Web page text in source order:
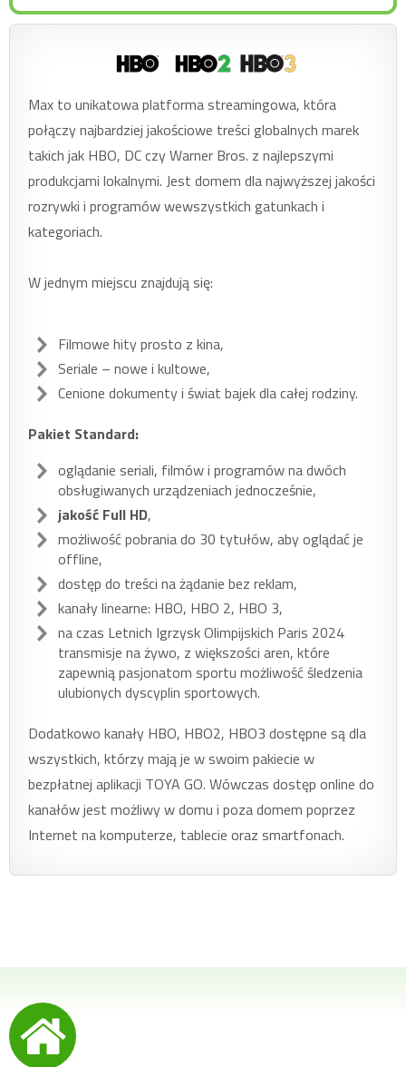
Max to unikatowa platforma streamingowa, która
połączy najbardziej jakościowe treści globalnych marek
takich jak HBO, DC czy Warner Bros. z najlepszymi
produkcjami lokalnymi. Jest domem dla najwyższej jakości
rozrywki i programów wewszystkich gatunkach i
kategoriach.
W jednym miejscu znajdują się:
Filmowe hity prosto z kina,
Seriale – nowe i kultowe,
Cenione dokumenty i świat bajek dla całej rodziny.
Pakiet Standard:
oglądanie seriali, filmów i programów na dwóch
obsługiwanych urządzeniach jednocześnie,
jakość Full HD,
możliwość pobrania do 30 tytułów, aby oglądać je
offline,
dostęp do treści na żądanie bez reklam,
kanały linearne: HBO, HBO 2, HBO 3,
na czas Letnich Igrzysk Olimpijskich Paris 2024
transmisje na żywo, z większości aren, które
zapewnią pasjonatom sportu możliwość śledzenia
ulubionych dyscyplin sportowych.
Dodatkowo kanały HBO, HBO2, HBO3 dostępne są dla
wszystkich, którzy mają je w swoim pakiecie w
bezpłatnej aplikacji TOYA GO. Wówczas dostęp online do
kanałów jest możliwy w domu i poza domem poprzez
Internet na komputerze, tablecie oraz smartfonach.